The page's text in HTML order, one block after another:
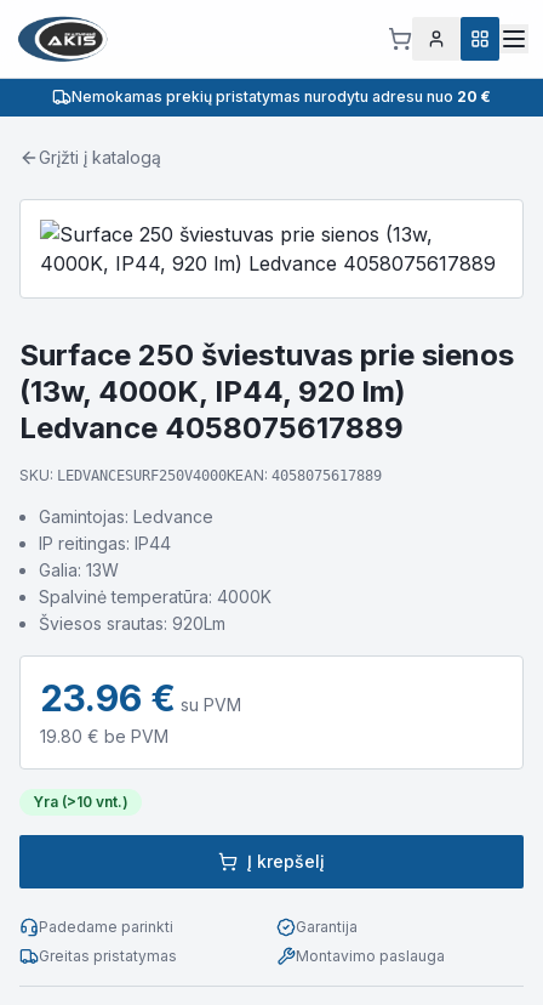
Nemokamas prekių pristatymas nurodytu adresu nuo 20 €
Grįžti į katalogą
Surface 250 šviestuvas prie sienos
(13w, 4000K, IP44, 920 lm)
Ledvance 4058075617889
SKU: LEDVANCESURF250V4000KEAN: 4058075617889
Gamintojas: Ledvance
IP reitingas: IP44
Galia: 13W
Spalvinė temperatūra: 4000K
Šviesos srautas: 920Lm
23.96 € su PVM
19.80 € be PVM
Yra (>10 vnt.)
Į krepšelį
Padedame parinkti
Garantija
Greitas pristatymas
Montavimo paslauga